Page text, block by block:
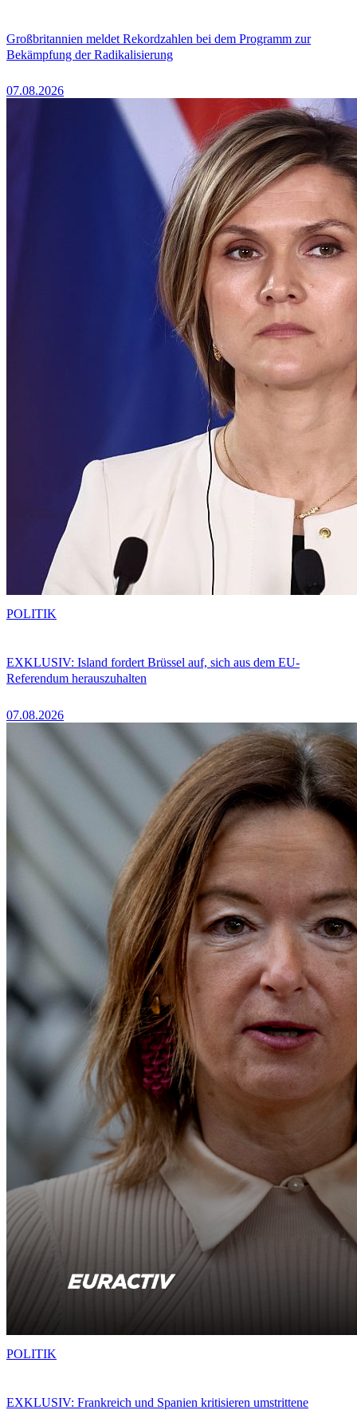
Großbritannien meldet Rekordzahlen bei dem Programm zur
Bekämpfung der Radikalisierung
07.08.2026
EXKLUSIV: Island fordert Brüssel auf, sich aus dem EU-
Referendum herauszuhalten
07.08.2026
POLITIK
EXKLUSIV: Frankreich und Spanien kritisieren umstrittene
POLITIK